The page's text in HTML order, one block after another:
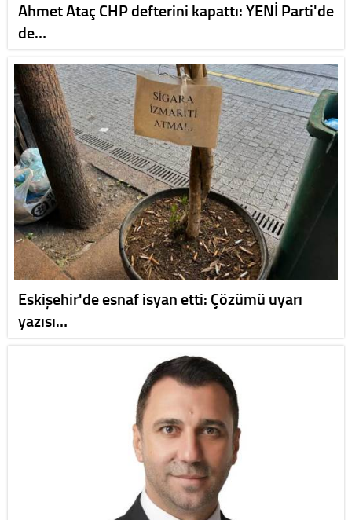
Ahmet Ataç CHP defterini kapattı: YENİ Parti'de
de…
Eskişehir'de esnaf isyan etti: Çözümü uyarı
yazısı…